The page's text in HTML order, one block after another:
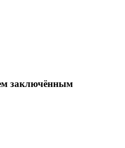
заключённым